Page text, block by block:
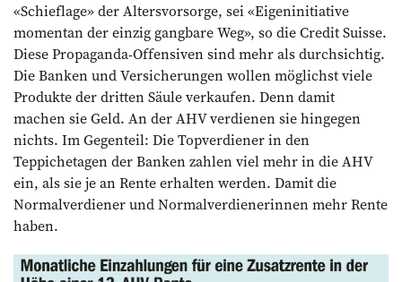
«Schieflage» der Altersvorsorge, sei «Eigeninitiative
momentan der ­einzig gangbare Weg», so die Credit Suisse.
Diese Propaganda-Offensiven sind mehr als durchsichtig.
Die ­Banken und Versicherungen wollen möglichst viele
Produkte der dritten Säule verkaufen. Denn damit
machen sie Geld. An der AHV verdienen sie hin­gegen
nichts. Im Gegenteil: Die Topverdiener in den
Teppichetagen der Banken zahlen viel mehr in die AHV
ein, als sie je an Rente erhalten­ ­werden. Damit die
Normalverdiener und Normalverdienerinnen mehr ­Rente
­haben.